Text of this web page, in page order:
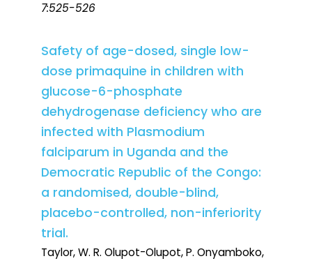
7:525-526
Safety of age-dosed, single low-
dose primaquine in children with
glucose-6-phosphate
dehydrogenase deficiency who are
infected with Plasmodium
falciparum in Uganda and the
Democratic Republic of the Congo:
a randomised, double-blind,
placebo-controlled, non-inferiority
trial.
Taylor, W. R. Olupot-Olupot, P. Onyamboko,